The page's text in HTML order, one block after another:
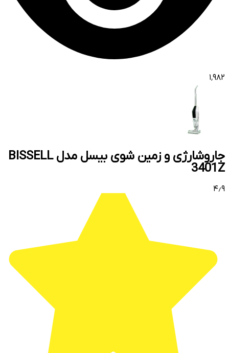
۱٬۹۸۲
جاروشارژی و زمین شوی بیسل مدل BISSELL
3401Z
۴٫۹